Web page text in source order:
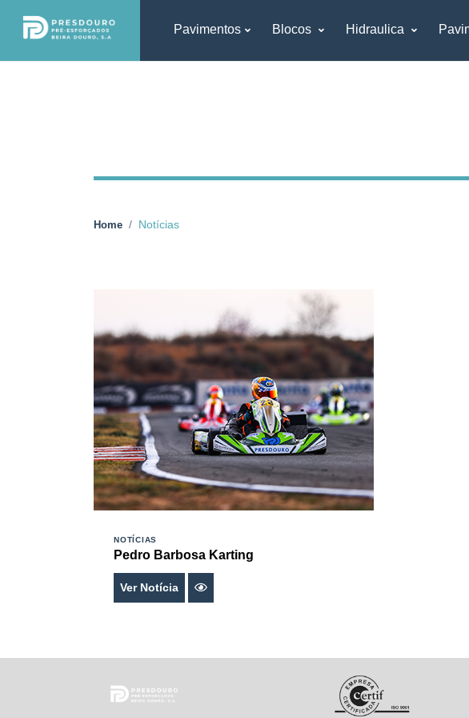
Pavimentos Blocos Hidraulica
Home Notícias
NOTÍCIAS
Pedro Barbosa Karting
Ver Notícia